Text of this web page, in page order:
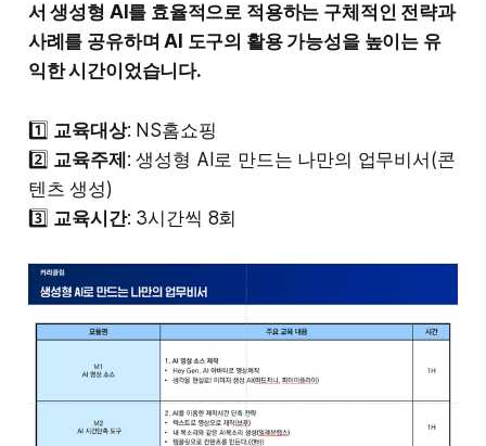
서 생성형 AI를 효율적으로 적용하는 구체적인 전략과
사례를 공유하며 AI 도구의 활용 가능성을 높이는 유
익한 시간이었습니다.
1️⃣ 교육대상: NS홈쇼핑
2️⃣ 교육주제 : 생성형 AI로 만드는 나만의 업무비서(콘
텐츠 생성)
3️⃣ 교육시간: 3시간씩 8회